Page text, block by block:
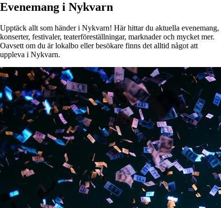
Evenemang i Nykvarn
Upptäck allt som händer i Nykvarn! Här hittar du aktuella evenemang,
konserter, festivaler, teaterföreställningar, marknader och mycket mer.
Oavsett om du är lokalbo eller besökare finns det alltid något att
uppleva i Nykvarn.